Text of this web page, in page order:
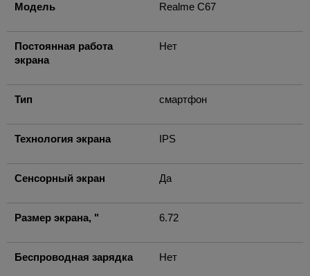
Модель Realme C67
Постоянная работа
экрана
Нет
Тип смартфон
Технология экрана IPS
Сенсорный экран Да
Размер экрана, " 6.72
Беспроводная зарядка Нет